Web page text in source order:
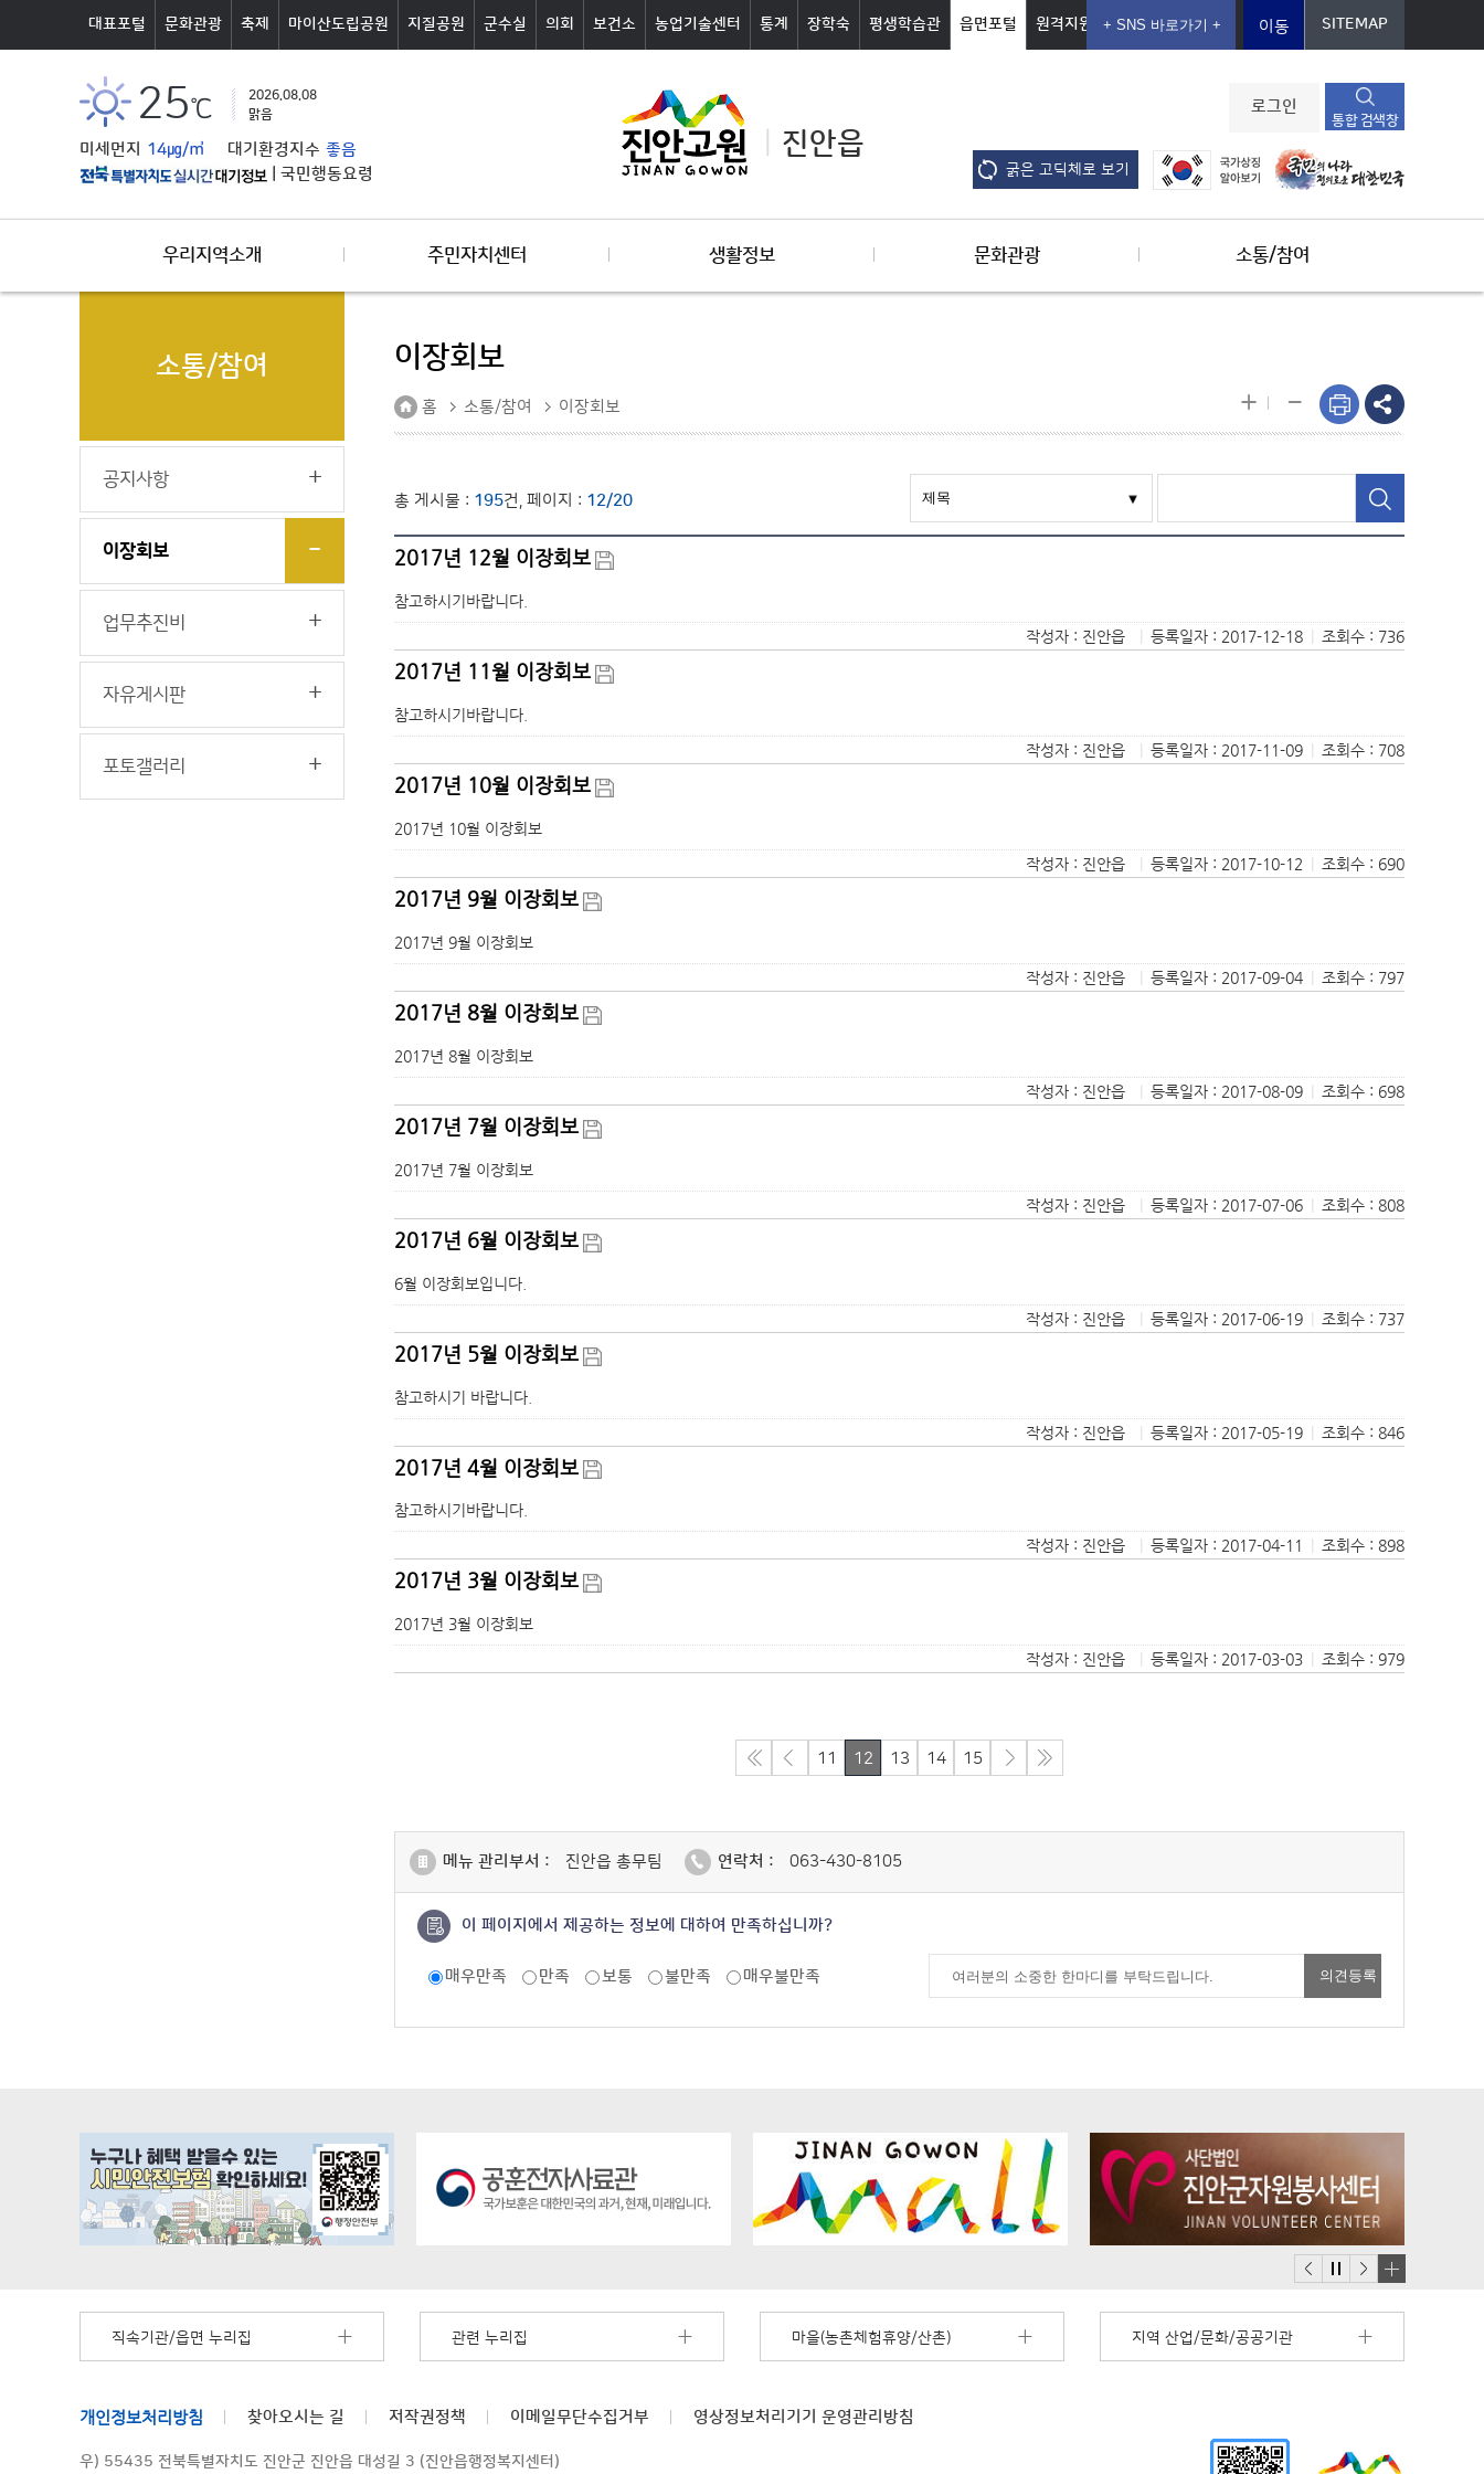
대표포털 문화관광 축제 마이산도립공원 지질공원 군수실 의회 보건소 농업기술센터 통계 장학숙 평생학습관 읍면포털 원격지원 이동 SITEMAP
25℃
2026.08.08
맑음
미세먼지 14㎍/㎥ 대기환경지수 좋음
국민행동요령
진안읍
로그인
통합 검색창
굵은 고딕체로 보기
우리지역소개 주민자치센터 생활정보 문화관광 소통/참여
소통/참여
공지사항
이장회보
업무추진비
자유게시판
포토갤러리
이장회보
홈 소통/참여 이장회보 + -
총 게시물 : 195건, 페이지 : 12/20
2017년 12월 이장회보
참고하시기바랍니다.
작성자 : 진안읍
등록일자 : 2017-12-18 조회수 : 736
2017년 11월 이장회보
참고하시기바랍니다.
작성자 : 진안읍
등록일자 : 2017-11-09 조회수 : 708
2017년 10월 이장회보
2017년 10월 이장회보
작성자 : 진안읍
등록일자 : 2017-10-12 조회수 : 690
2017년 9월 이장회보
2017년 9월 이장회보
작성자 : 진안읍
등록일자 : 2017-09-04 조회수 : 797
2017년 8월 이장회보
2017년 8월 이장회보
작성자 : 진안읍
등록일자 : 2017-08-09 조회수 : 698
2017년 7월 이장회보
2017년 7월 이장회보
작성자 : 진안읍
등록일자 : 2017-07-06 조회수 : 808
2017년 6월 이장회보
6월 이장회보입니다.
작성자 : 진안읍
| 등록일자 : 2017-06-19 | 조회수 : 737
2017년 5월 이장회보
참고하시기 바랍니다.
작성자 : 진안읍
| 등록일자 : 2017-05-19 | 조회수 : 846
2017년 4월 이장회보
참고하시기바랍니다.
작성자 : 진안읍
등록일자 : 2017-04-11 조회수 : 898
2017년 3월 이장회보
2017년 3월 이장회보
작성자 : 진안읍
등록일자 : 2017-03-03 조회수 : 979
11 12 13 14 15
메뉴 관리부서 : 진안읍 총무팀 연락처 : 063-430-8105
이 페이지에서 제공하는 정보에 대하여 만족하십니까?
매우만족 만족 보통 불만족 매우불만족
너
음
직속기관/읍면 누리집 관련 누리집 마을(농촌체험휴양/산촌) 지역 산업/문화/공공기관
개인정보처리방침 찾아오시는 길 저작권정책 이메일무단수집거부 영상정보처리기기 운영관리방침
우) 55435 전북특별자치도 진안군 진안읍 대성길 3 (진안읍행정복지센터)